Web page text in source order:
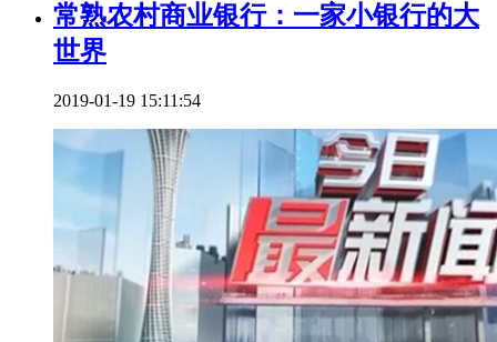
常熟农村商业银行：一家小银行的大
世界
2019-01-19 15:11:54